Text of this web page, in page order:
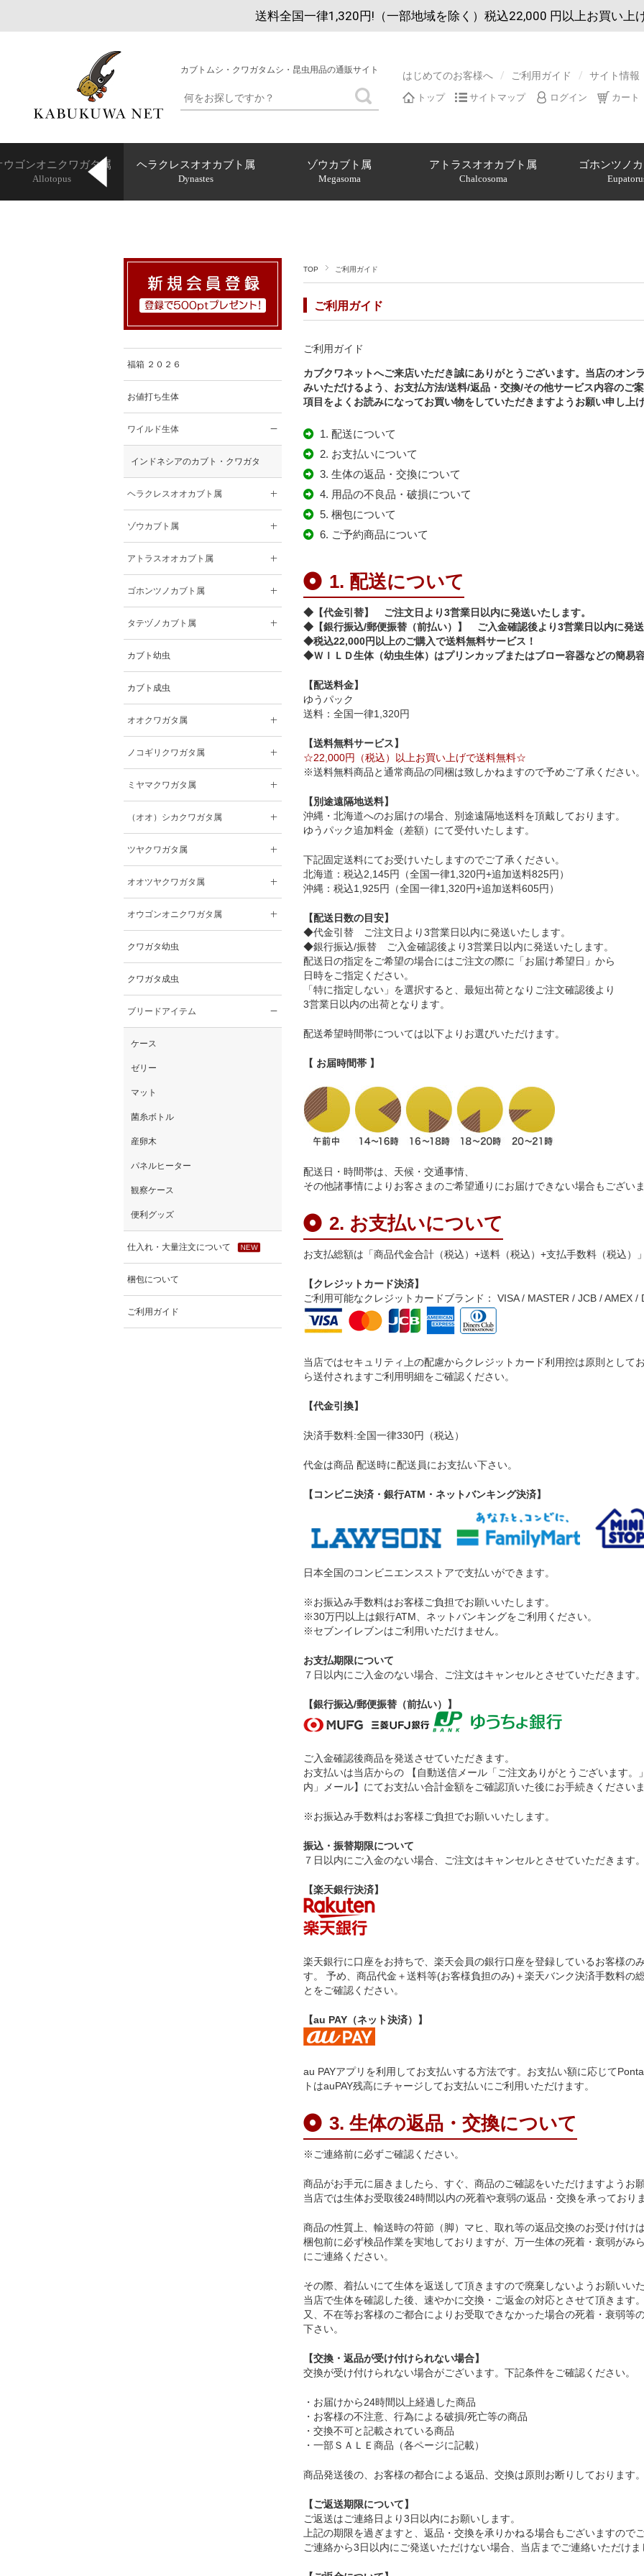
送料全国一律1,320円!（一部地域を除く）税込22,000 円以上お買い上
カブトムシ・クワガタムシ・昆虫用品の通販サイト はじめてのお客様へ ご利用ガイド サイト情報
トップ サイトマップ ログイン カート
ウゴンオニクワガタ属
Allotopus
ヘラクレスオオカブト属
Dynastes
ゾウカブト属
Megasoma
アトラスオオカブト属
Chalcosoma
ゴホンツノ
TOP ご利用ガイド
ご利用ガイド
ご利用ガイド
カブクワネットへご来店いただき誠にありがとうございます。当店のオン
みいただけるよう、お支払方法/送料/返品・交換/その他サービス内容のご
項目をよくお読みになってお買い物をしていただきますようお願い申し上げ
1. 配送について
2. お支払いについて
3. 生体の返品・交換について
4. 用品の不良品・破損について
5. 梱包について
6. ご予約商品について
1. 配送について
◆【代金引替】 ご注文日より3営業日以内に発送いたします。
◆【銀行振込/郵便振替（前払い）】 ご入金確認後より3営業日以内に発送
◆税込22,000円以上のご購入で送料無料サービス！
◆ＷＩＬＤ生体（幼虫生体）はプリンカップまたはブロー容器などの簡易
【配送料金】
ゆうパック
送料：全国一律1,320円
【送料無料サービス】
☆22,000円（税込）以上お買い上げで送料無料☆
※送料無料商品と通常商品の同梱は致しかねますので予めご了承ください。
【別途遠隔地送料】
沖縄・北海道へのお届けの場合、別途遠隔地送料を頂戴しております。
ゆうパック追加料金（差額）にて受付いたします。
下記固定送料にてお受けいたしますのでご了承ください。
北海道：税込2,145円（全国一律1,320円+追加送料825円）
沖縄：税込1,925円（全国一律1,320円+追加送料605円）
【配送日数の目安】
◆代金引替 ご注文日より3営業日以内に発送いたします。
◆銀行振込/振替 ご入金確認後より3営業日以内に発送いたします。
配送日の指定をご希望の場合にはご注文の際に「お届け希望日」から
日時をご指定ください。
「特に指定しない」を選択すると、最短出荷となりご注文確認後より
3営業日以内の出荷となります。
配送希望時間帯については以下よりお選びいただけます。
【 お届時間帯 】
配送日・時間帯は、天候・交通事情、
その他諸事情によりお客さまのご希望通りにお届けできない場合もございま
2. お支払いについて
お支払総額は「商品代金合計（税込）+送料（税込）+支払手数料（税込）
【クレジットカード決済】
ご利用可能なクレジットカードブランド： VISA / MASTER / JCB / AMEX /
当店ではセキュリティ上の配慮からクレジットカード利用控は原則として
ら送付されますご利用明細をご確認ください。
【代金引換】
決済手数料:全国一律330円（税込）
代金は商品 配送時に配送員にお支払い下さい。
【コンビニ決済・銀行ATM・ネットバンキング決済】
日本全国のコンビニエンスストアで支払いができます。
※お振込み手数料はお客様ご負担でお願いいたします。
※30万円以上は銀行ATM、ネットバンキングをご利用ください。
※セブンイレブンはご利用いただけません。
お支払期限について
７日以内にご入金のない場合、ご注文はキャンセルとさせていただきます
【銀行振込/郵便振替（前払い）】
ご入金確認後商品を発送させていただきます。
お支払いは当店からの 【自動送信メール「ご注文ありがとうございます。
内」メール】にてお支払い合計金額をご確認頂いた後にお手続きくださいま
※お振込み手数料はお客様ご負担でお願いいたします。
振込・振替期限について
７日以内にご入金のない場合、ご注文はキャンセルとさせていただきます
【楽天銀行決済】
楽天銀行に口座をお持ちで、楽天会員の銀行口座を登録しているお客様の
す。 予め、商品代金＋送料等(お客様負担のみ)＋楽天バンク決済手数料の
とをご確認ください。
【au PAY（ネット決済）】
au PAYアプリを利用してお支払いする方法です。お支払い額に応じて
トはauPAY残高にチャージしてお支払いにご利用いただけます。
3. 生体の返品・交換について
※ご連絡前に必ずご確認ください。
商品がお手元に届きましたら、すぐ、商品のご確認をいただけますようお願
当店では生体お受取後24時間以内の死着や衰弱の返品・交換を承っておりま
商品の性質上、輸送時の符節（脚）マヒ、取れ等の返品交換のお受け付け
梱包前に必ず検品作業を実地しておりますが、万一生体の死着・衰弱がみ
にご連絡ください。
その際、着払いにて生体を返送して頂きますので廃棄しないようお願いいた
当店で生体を確認した後、速やかに交換・ご返金の対応とさせて頂きます。
又、不在等お客様のご都合によりお受取できなかった場合の死着・衰弱等
下さい。
【交換・返品が受け付けられない場合】
交換が受け付けられない場合がございます。下記条件をご確認ください。
・お届けから24時間以上経過した商品
・お客様の不注意、行為による破損/死亡等の商品
・交換不可と記載されている商品
・一部ＳＡＬＥ商品（各ページに記載）
商品発送後の、お客様の都合による返品、交換は原則お断りしております。
【ご返送期限について】
ご返送はご連絡日より3日以内にお願いします。
上記の期限を過ぎますと、返品・交換を承りかねる場合もございますので
ご連絡から3日以内にご発送いただけない場合、当店までご連絡いただけま
福箱 ２０２６
お値打ち生体
ワイルド生体
インドネシアのカブト・クワガタ
ヘラクレスオオカブト属
ゾウカブト属
アトラスオオカブト属
ゴホンツノカブト属
タテヅノカブト属
カブト幼虫
カブト成虫
オオクワガタ属
ノコギリクワガタ属
ミヤマクワガタ属
（オオ）シカクワガタ属
ツヤクワガタ属
オオツヤクワガタ属
オウゴンオニクワガタ属
クワガタ幼虫
クワガタ成虫
ブリードアイテム
ケース
ゼリー
マット
菌糸ボトル
産卵木
パネルヒーター
観察ケース
便利グッズ
仕入れ・大量注文について NEW
梱包について
ご利用ガイド